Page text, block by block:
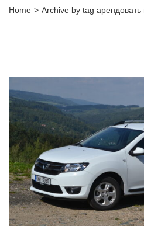
Home > Archive by tag